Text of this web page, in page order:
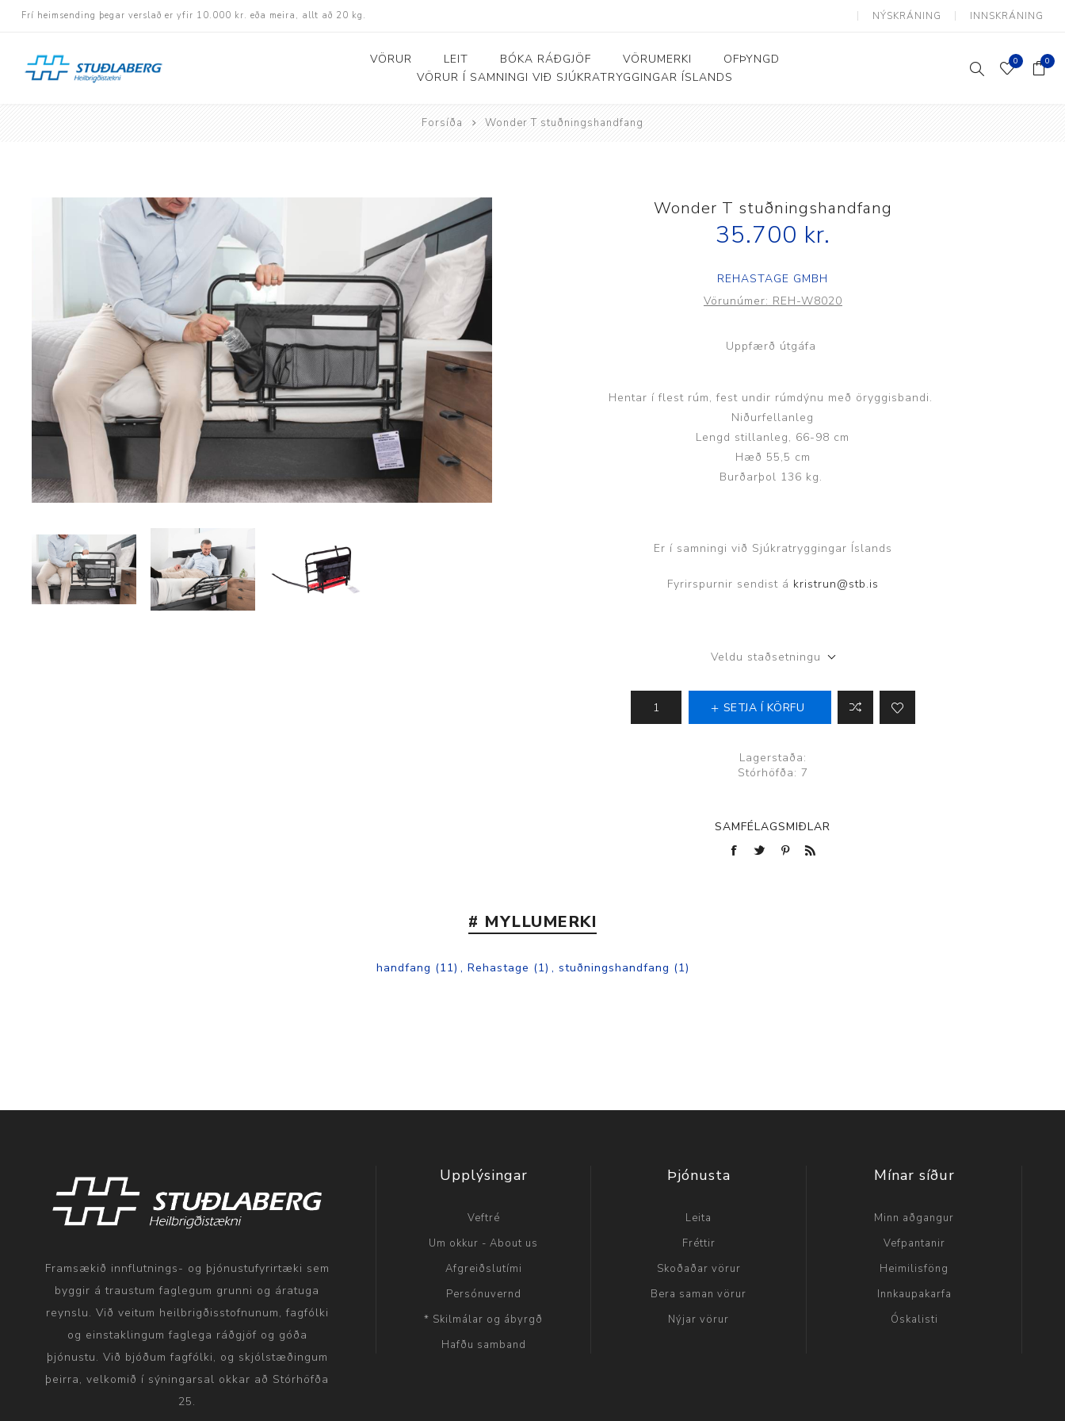
Frí heimsending þegar verslað er yfir 10.000 kr. eða meira, allt að 20 kg. NÝSKRÁNING INNSKRÁNING
VÖRUR
Rafknúnir hjólastólar
Rafskutlur
Krossramma hjólastólar
Sessur
Bað- og salernishjálpartæki
Salernisupphækkun og
stoðir
Bað- og skiptiborð
Smáhjálpartæki
Vinnuborð og sérhæfðir
Brjóstaaðgerðir og þrýstingsvörur
Brjóstaaðgerðir
Þrýstingsvörur
Rúm og húsgögn
Rúm
Dýnur
Húsgögn
Aukabúnaður
Innréttingar, vagnar og
Rekstrarvörur
Skoðunar- og
Þrýstingsvafningar
Rýmingarsala
LEIT BÓKA RÁÐGJÖF VÖRUMERKI
OFÞYNGD
VÖRUR Í SAMNINGI VIÐ SJÚKRATRYGGINGAR ÍSLANDS
0 0
Forsíða Wonder T stuðningshandfang
Wonder T stuðningshandfang
35.700 kr.
REHASTAGE GMBH
Vörunúmer: REH-W8020
Uppfærð útgáfa
Hentar í flest rúm, fest undir rúmdýnu með öryggisbandi.
Niðurfellanleg
Lengd stillanleg, 66-98 cm
Hæð 55,5 cm
Burðarþol 136 kg.
Er í samningi við Sjúkratryggingar Íslands
Fyrirspurnir sendist á kristrun@stb.is
Veldu staðsetningu
SETJA Í KÖRFU
Lagerstaða:
Stórhöfða: 7
SAMFÉLAGSMIÐLAR
# MYLLUMERKI
handfang (11) , Rehastage (1) , stuðningshandfang (1)
Framsækið innflutnings- og þjónustufyrirtæki sem
byggir á traustum faglegum grunni og áratuga
reynslu. Við veitum heilbrigðisstofnunum, fagfólki
og einstaklingum faglega ráðgjöf og góða
þjónustu. Við bjóðum fagfólki, og skjólstæðingum
þeirra, velkomið í sýningarsal okkar að Stórhöfða
25.
Upplýsingar
Veftré
Um okkur - About us
Afgreiðslutími
Persónuvernd
* Skilmálar og ábyrgð
Hafðu samband
Þjónusta
Leita
Fréttir
Skoðaðar vörur
Bera saman vörur
Nýjar vörur
Mínar síður
Minn aðgangur
Vefpantanir
Heimilisföng
Innkaupakarfa
Óskalisti